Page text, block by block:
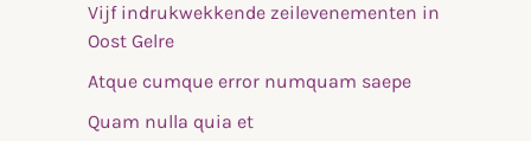
Vijf indrukwekkende zeilevenementen in
Oost Gelre
Atque cumque error numquam saepe
Quam nulla quia et